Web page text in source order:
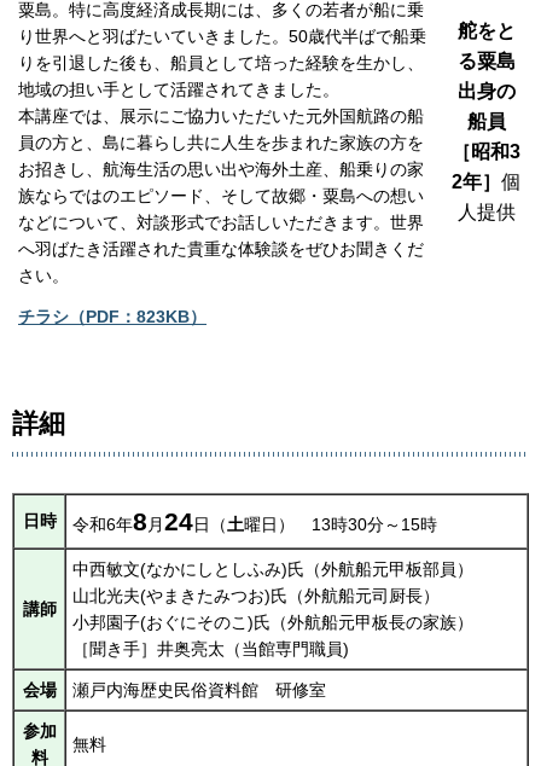
粟島。特に高度経済成長期には、多くの若者が船に乗
り世界へと羽ばたいていきました。50歳代半ばで船乗
りを引退した後も、船員として培った経験を生かし、
地域の担い手として活躍されてきました。
本講座では、展示にご協力いただいた元外国航路の船
員の方と、島に暮らし共に人生を歩まれた家族の方を
お招きし、航海生活の思い出や海外土産、船乗りの家
族ならではのエピソード、そして故郷・粟島への想い
などについて、対談形式でお話しいただきます。世界
へ羽ばたき活躍された貴重な体験談をぜひお聞きくだ
さい。
チラシ（PDF：823KB）
舵をと
る粟島
出身の
船員
［昭和3
2年］ 個
人提供
詳細
日時 令和6年8 月24日（土曜日） 13時30分～15時
講師
中西敏文(なかにしとしふみ)氏（外航船元甲板部員）
山北光夫(やまきたみつお)氏（外航船元司厨長）
小邦園子(おぐにそのこ)氏（外航船元甲板長の家族）
［聞き手］井奥亮太（当館専門職員)
会場 瀬戸内海歴史民俗資料館 研修室
参加
料
無料